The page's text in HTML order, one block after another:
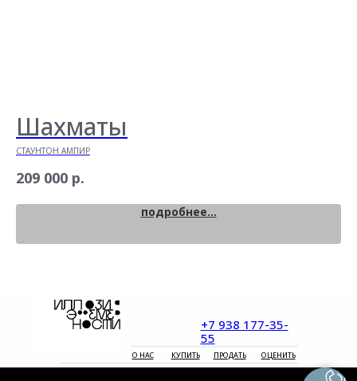
Шахматы
СТАУНТОН АМПИР
209 000 р.
подробнее...
ПРОДАТЬ ОЦЕНИТЬ
КУПИТЬ
+7 938 177-35-
55
О НАС